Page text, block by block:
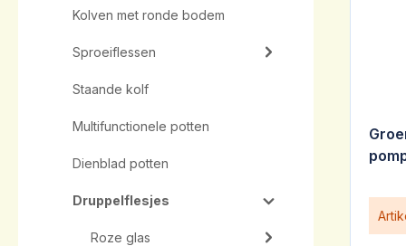
Kolven met ronde bodem
Sproeiflessen
Staande kolf
Multifunctionele potten
Dienblad potten
Druppelflesjes
Roze glas